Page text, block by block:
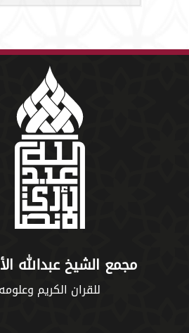
مجمع الشيخ عبدالله
للقران الكريم وعلومه